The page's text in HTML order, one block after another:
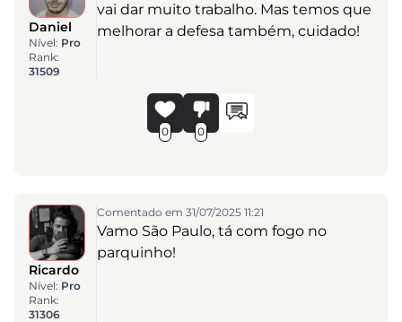
Daniel
Nível: Pro
Rank:
31509
vai dar muito trabalho. Mas temos que
melhorar a defesa também, cuidado!
0 0
Ricardo
Nível: Pro
Rank:
31306
Comentado em 31/07/2025 11:21
Vamo São Paulo, tá com fogo no
parquinho!